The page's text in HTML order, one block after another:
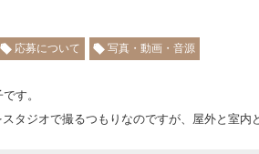
応募について 写真・動画・音源
す。
タジオで撮るつもりなのですが、屋外と室内